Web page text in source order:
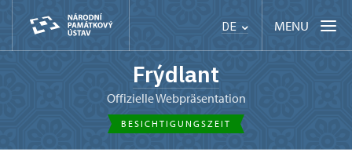
DE MENU
Frýdlant
offizielle Webpräsentation
BESICHTIGUNGSZEIT